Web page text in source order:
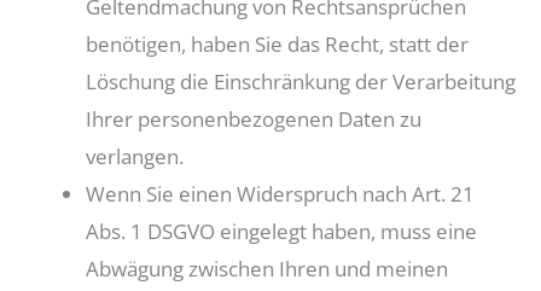
Geltendmachung von Rechtsansprüchen
benötigen, haben Sie das Recht, statt der
Löschung die Einschränkung der Verarbeitung
Ihrer personenbezogenen Daten zu
verlangen.
Wenn Sie einen Widerspruch nach Art. 21
Abs. 1 DSGVO eingelegt haben, muss eine
Abwägung zwischen Ihren und meinen